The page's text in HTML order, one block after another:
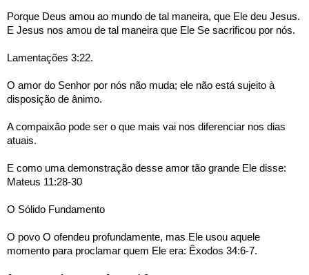
Porque Deus amou ao mundo de tal maneira, que Ele deu Jesus.
E Jesus nos amou de tal maneira que Ele Se sacrificou por nós.
Lamentações 3:22.
O amor do Senhor por nós não muda; ele não está sujeito à
disposição de ânimo.
A compaixão pode ser o que mais vai nos diferenciar nos dias
atuais.
E como uma demonstração desse amor tão grande Ele disse:
Mateus 11:28-30
O Sólido Fundamento
O povo O ofendeu profundamente, mas Ele usou aquele
momento para proclamar quem Ele era: Êxodos 34:6-7.